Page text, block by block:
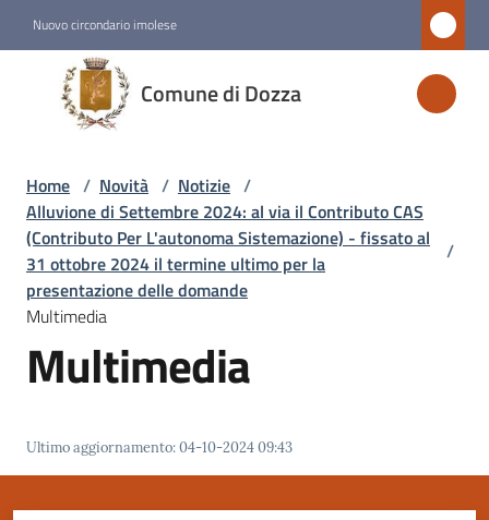
Nuovo circondario imolese
Comune di Dozza
Comune
di
Dozza
Amministrazione
Novità
Menu selezionato
Servizi
Vivere
Home / Novità / Notizie /
Alluvione di Settembre 2024: al via il Contributo CAS
(Contributo Per L'autonoma Sistemazione) - fissato al
31 ottobre 2024 il termine ultimo per la
presentazione delle domande
/
Multimedia
Multimedia
Ultimo aggiornamento:04-10-2024 09:43